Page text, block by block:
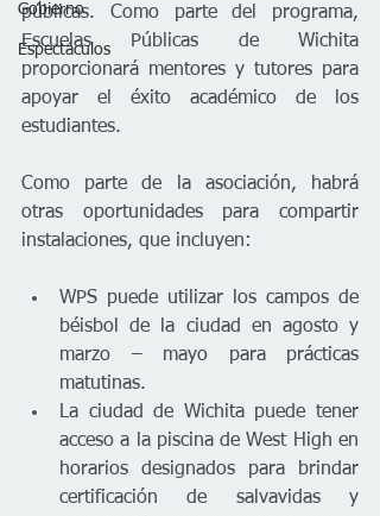
Gobierno
Espectáculos
públicas. Como parte del programa,
Escuelas Públicas de Wichita
proporcionará mentores y tutores para
apoyar el éxito académico de los
estudiantes.
Como parte de la asociación, habrá
otras oportunidades para compartir
instalaciones, que incluyen:
WPS puede utilizar los campos de
béisbol de la ciudad en agosto y
marzo – mayo para prácticas
matutinas.
La ciudad de Wichita puede tener
acceso a la piscina de West High en
horarios designados para brindar
certificación de salvavidas y